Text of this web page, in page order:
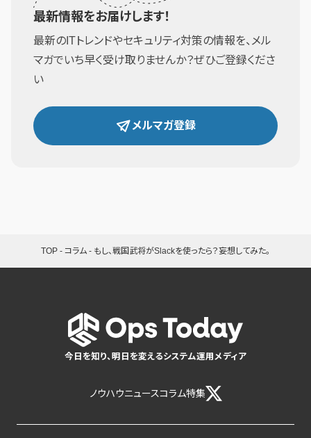
最新情報をお届けします！
最新のITトレンドやセキュリティ対策の情報を、メル
マガでいち早く受け取りませんか？ぜひご登録くださ
い
メルマガ登録
TOP - コラム - もし、戦国武将がSlackを使ったら？妄想してみた。
今日を知り、明日を変えるシステム運用メディア
ノウハウニュースコラム特集